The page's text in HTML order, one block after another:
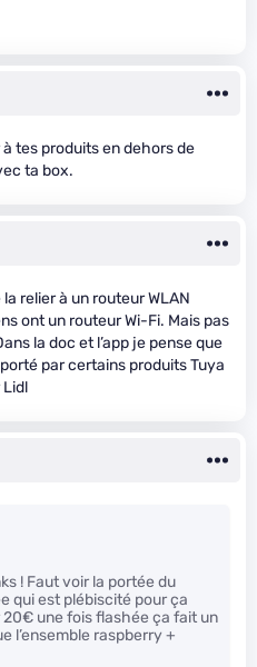
tes produits en dehors de
ta box.
la relier à un routeur WLAN
ont un routeur Wi-Fi. Mais pas
la doc et l’app je pense que
par certains produits Tuya
Lidl
! Faut voir la portée du
qui est plébiscité pour ça
20€ une fois flashée ça fait un
l’ensemble raspberry +